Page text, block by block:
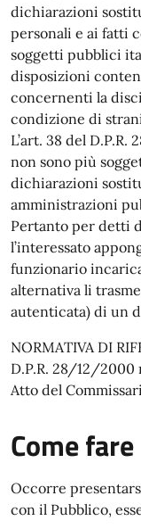
dichiarazioni
personali e ai fatti
soggetti pubblici
disposizioni
concernenti la
condizione di
L’art. 38 del
non sono più
dichiarazioni
amministrazioni
Pertanto per detti
l’interessato
funzionario
alternativa li
autenticata) di un
NORMATIVA DI
D.P.R. 28/12/2000
Atto del
Come fare
Occorre
con il Pubblico,